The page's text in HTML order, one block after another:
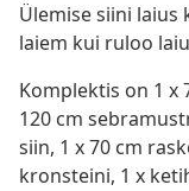
Ülemise siini
laiem kui ruloo
Komplektis on 1 x
120 cm
siin, 1 x 70 cm
kronsteini, 1 x